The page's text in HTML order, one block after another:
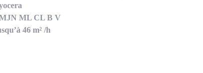
ML CL B V
46 m² /h